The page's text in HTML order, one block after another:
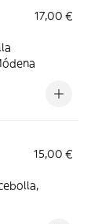
17,00 €
15,00 €